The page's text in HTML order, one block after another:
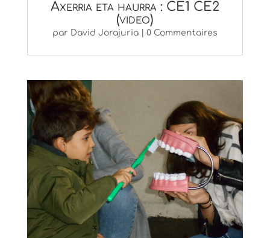
Axerria eta haurra : CE1 CE2
(video)
par David Jorajuria| 0 Commentaires